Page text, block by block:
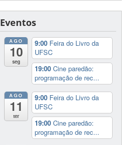
Eventos
AGO
10
seg
9:00 Feira do Livro da
UFSC
19:00Cine paredão:
programação de rec...
AGO
11
ter
9:00 Feira do Livro da
UFSC
19:00Cine paredão:
programação de rec...